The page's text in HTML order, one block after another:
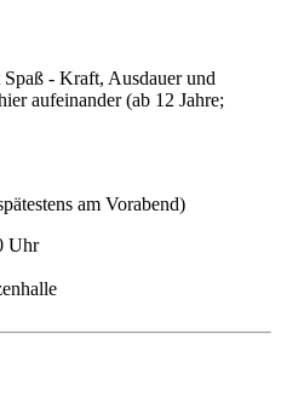
Spaß - Kraft, Ausdauer und
aufeinander (ab 12 Jahre;
am Vorabend)
Uhr